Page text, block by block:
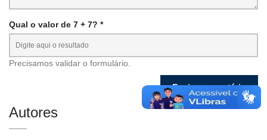
Qual o valor de 7 + 7? *
Precisamos validar o formulário.
Autores